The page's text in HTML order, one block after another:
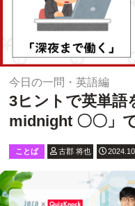
今日の一問・英語編
3ヒントで英単語
midnight 〇〇」
ことば 古郡 将也